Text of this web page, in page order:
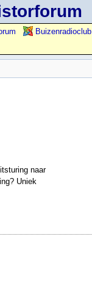
Buizenradioclub
naar
Uniek